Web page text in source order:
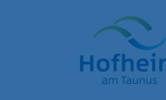
Accueil"